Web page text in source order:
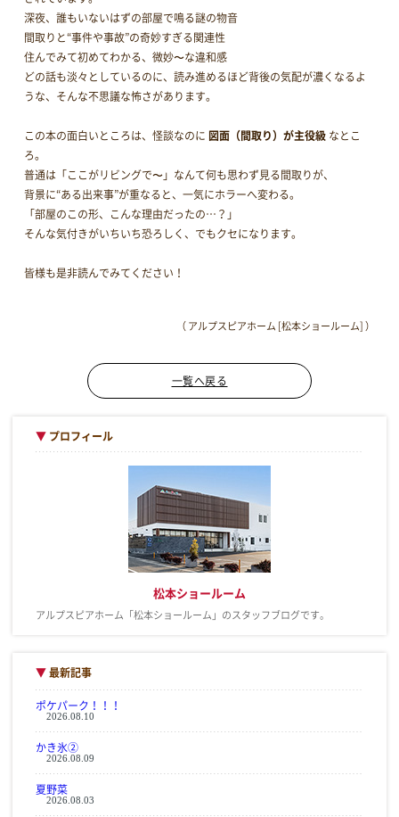
深夜、誰もいないはずの部屋で鳴る謎の物音
間取りと“事件や事故”の奇妙すぎる関連性
住んでみて初めてわかる、微妙〜な違和感
どの話も淡々としているのに、読み進めるほど背後の気配が濃くなるよ
うな、そんな不思議な怖さがあります。
この本の面白いところは、怪談なのに 図面（間取り）が主役級 なとこ
ろ。
普通は「ここがリビングで〜」なんて何も思わず見る間取りが、
背景に“ある出来事”が重なると、一気にホラーへ変わる。
「部屋のこの形、こんな理由だったの…？」
そんな気付きがいちいち恐ろしく、でもクセになります。
皆様も是非読んでみてください！
（ アルプスピアホーム [松本ショールーム] ）
一覧へ戻る
▼ プロフィール
松本ショールーム
アルプスピアホーム「松本ショールーム」のスタッフブログです。
▼最新記事
ポケパーク！！！
2026.08.10
かき氷②
2026.08.09
夏野菜
2026.08.03